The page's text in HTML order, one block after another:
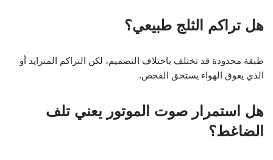
هل تراكم الثلج طبيعي؟
طبقة محدودة قد تختلف باختلاف التصميم، لكن التراكم المتزايد أو
الذي يعوق الهواء يستحق الفحص.
هل استمرار صوت الموتور يعني تلف
الضاغط؟